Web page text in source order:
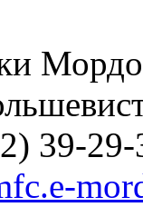
39-29-